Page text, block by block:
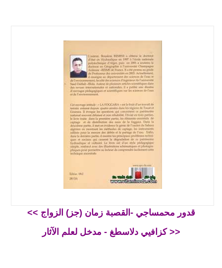
<< قدور محمساجي -القصبة زمان (جز) الزواج
كزافيي دلاسطغ - مدخل لعلم الآثار >>